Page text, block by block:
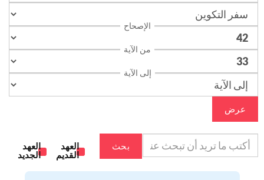
الإصحاح
من الآية
إلى الآية
عرض
بحث
العهد
القديم
العهد
الجديد